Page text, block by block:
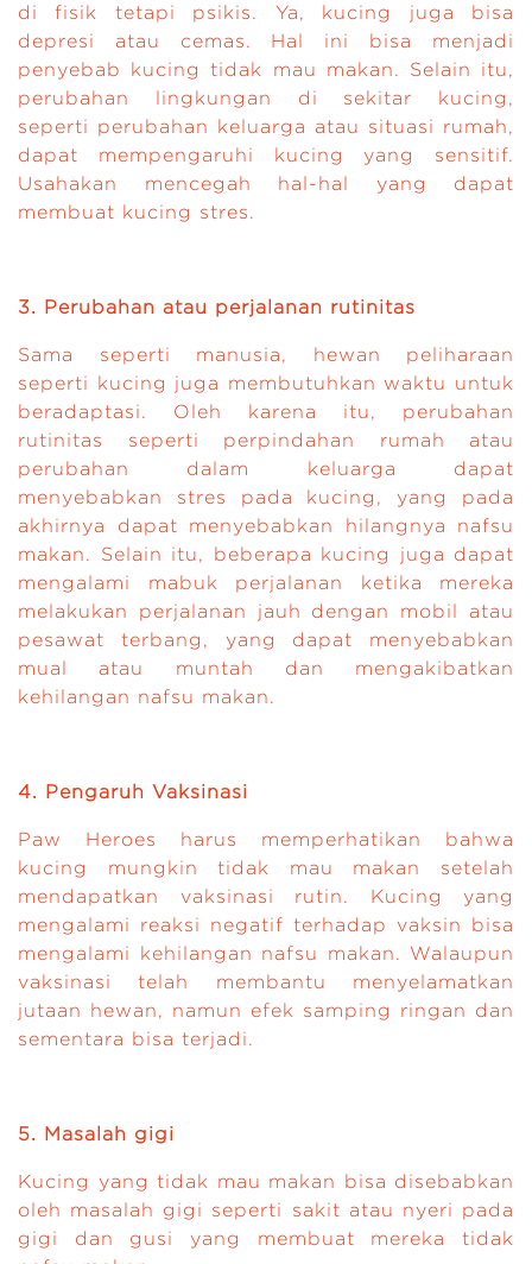
di fisik tetapi psikis. Ya, kucing juga bisa
depresi atau cemas. Hal ini bisa menjadi
penyebab kucing tidak mau makan. Selain itu,
perubahan lingkungan di sekitar kucing,
seperti perubahan keluarga atau situasi rumah,
dapat mempengaruhi kucing yang sensitif.
Usahakan mencegah hal-hal yang dapat
membuat kucing stres.
3. Perubahan atau perjalanan rutinitas
Sama seperti manusia, hewan peliharaan
seperti kucing juga membutuhkan waktu untuk
beradaptasi. Oleh karena itu, perubahan
rutinitas seperti perpindahan rumah atau
perubahan dalam keluarga dapat
menyebabkan stres pada kucing, yang pada
akhirnya dapat menyebabkan hilangnya nafsu
makan. Selain itu, beberapa kucing juga dapat
mengalami mabuk perjalanan ketika mereka
melakukan perjalanan jauh dengan mobil atau
pesawat terbang, yang dapat menyebabkan
mual atau muntah dan mengakibatkan
kehilangan nafsu makan.
4. Pengaruh Vaksinasi
Paw Heroes harus memperhatikan bahwa
kucing mungkin tidak mau makan setelah
mendapatkan vaksinasi rutin. Kucing yang
mengalami reaksi negatif terhadap vaksin bisa
mengalami kehilangan nafsu makan. Walaupun
vaksinasi telah membantu menyelamatkan
jutaan hewan, namun efek samping ringan dan
sementara bisa terjadi.
5. Masalah gigi
Kucing yang tidak mau makan bisa disebabkan
oleh masalah gigi seperti sakit atau nyeri pada
gigi dan gusi yang membuat mereka tidak